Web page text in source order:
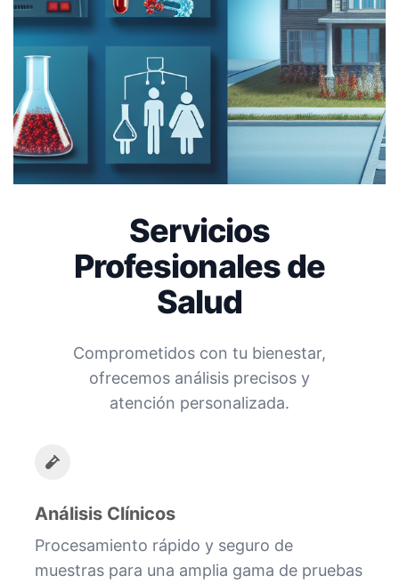
Servicios
Profesionales de
Salud
Comprometidos con tu bienestar,
ofrecemos análisis precisos y
atención personalizada.
Análisis Clínicos
Procesamiento rápido y seguro de
muestras para una amplia gama de pruebas